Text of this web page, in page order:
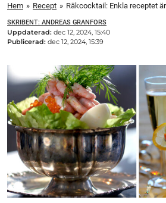
Hem » Recept » Räkcocktail: Enkla receptet
SKRIBENT: ANDREAS GRANFORS
Uppdaterad: dec 12, 2024, 15:40
Publicerad: dec 12, 2024, 15:39